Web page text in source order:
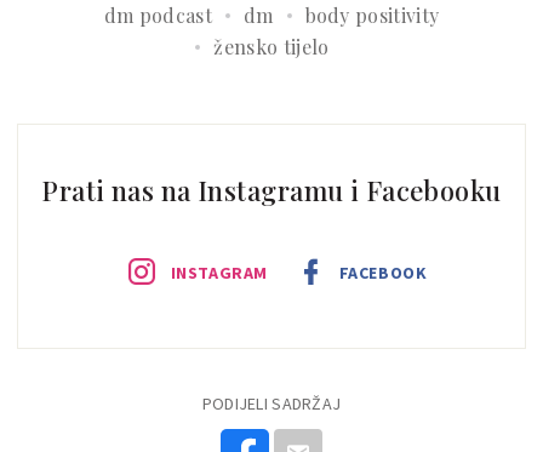
dm podcast dm
body positivity
žensko tijelo
Prati nas na Instagramu i Facebooku
INSTAGRAM FACEBOOK
PODIJELI SADRŽAJ